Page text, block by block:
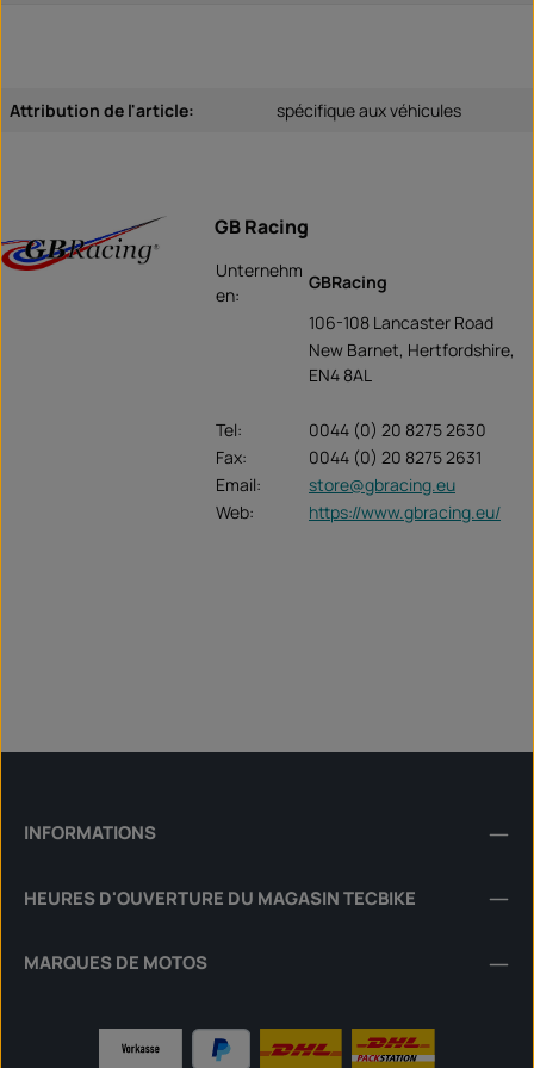
Attribution de l'article: spécifique aux véhicules
GB Racing
Unternehm
en:
GBRacing
106-108 Lancaster Road
New Barnet, Hertfordshire,
EN4 8AL
Tel:
0044 (0) 20 8275 2630
Fax:
0044 (0) 20 8275 2631
Email:
store@gbracing.eu
Web:
https://www.gbracing.eu/
INFORMATIONS
HEURES D'OUVERTURE DU MAGASIN TECBIKE
MARQUES DE MOTOS